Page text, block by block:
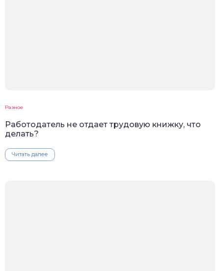
Разное
Работодатель не отдает трудовую книжку, что
делать?
Читать далее